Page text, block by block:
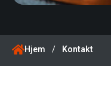
Hjem / Kontakt